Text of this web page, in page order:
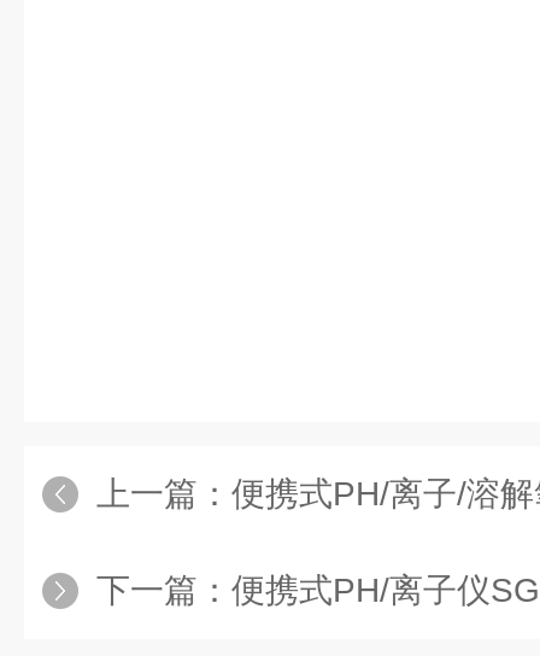
上一篇： 便携式PH/离子/溶
下一篇： 便携式PH/离子仪